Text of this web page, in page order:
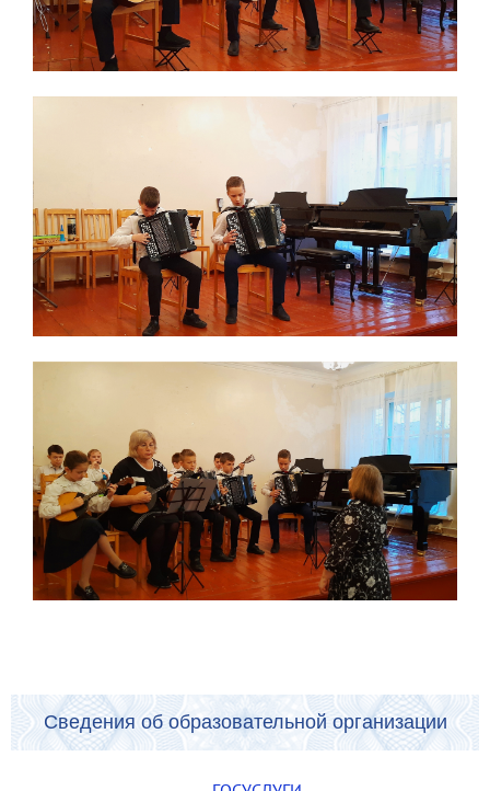
Сведения об образовательной организации